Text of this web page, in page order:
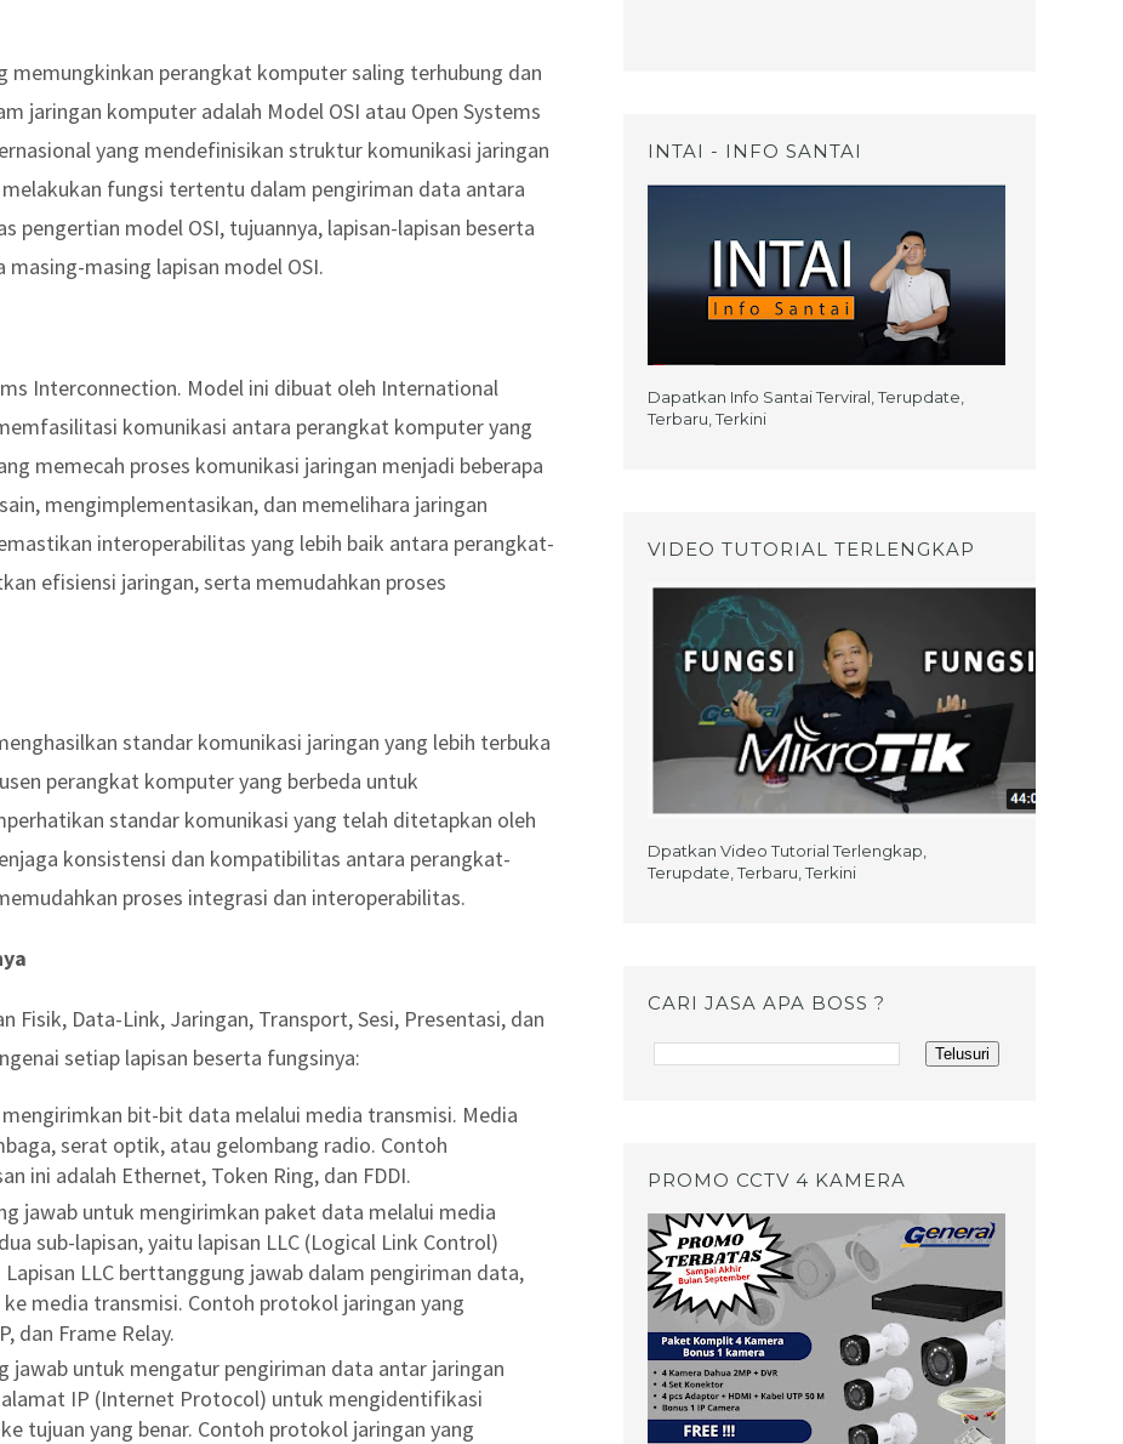
perangkat komputer saling terhubung dan
jaringan komputer adalah Model OSI atau Open Systems
yang mendefinisikan struktur komunikasi jaringan
fungsi tertentu dalam pengiriman data antara
pengertian model OSI, tujuannya, lapisan-lapisan beserta
masing lapisan model OSI.
Interconnection. Model ini dibuat oleh International
komunikasi antara perangkat komputer yang
memecah proses komunikasi jaringan menjadi beberapa
mengimplementasikan, dan memelihara jaringan
interoperabilitas yang lebih baik antara perangkat-
efisiensi jaringan, serta memudahkan proses
standar komunikasi jaringan yang lebih terbuka
perangkat komputer yang berbeda untuk
standar komunikasi yang telah ditetapkan oleh
konsistensi dan kompatibilitas antara perangkat-
proses integrasi dan interoperabilitas.
Fisik, Data-Link, Jaringan, Transport, Sesi, Presentasi, dan
setiap lapisan beserta fungsinya:
bit-bit data melalui media transmisi. Media
serat optik, atau gelombang radio. Contoh
ini adalah Ethernet, Token Ring, dan FDDI.
jawab untuk mengirimkan paket data melalui media
sub-lapisan, yaitu lapisan LLC (Logical Link Control)
LLC berttanggung jawab dalam pengiriman data,
media transmisi. Contoh protokol jaringan yang
dan Frame Relay.
jawab untuk mengatur pengiriman data antar jaringan
IP (Internet Protocol) untuk mengidentifikasi
tujuan yang benar. Contoh protokol jaringan yang
INTAI - INFO SANTAI
Dapatkan Info Santai Terviral, Terupdate,
Terbaru, Terkini
VIDEO TUTORIAL TERLENGKAP
Dpatkan Video Tutorial Terlengkap,
Terupdate, Terbaru, Terkini
CARI JASA APA BOSS ?
PROMO CCTV 4 KAMERA